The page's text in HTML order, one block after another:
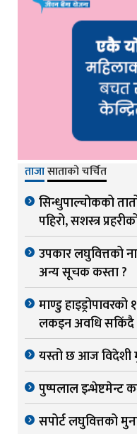
ताजासाताको चर्चित
सिन्धुपाल्चोकको
पहिरो, सशस्त्र
उपकार लघुवित्तको
अन्य सूचक कस्ता ?
माण्डु
लकइन अवधि सकिंदै
यस्तो छ आज विदेशी
पुष्पलाल इन्भेष्टमेन्ट
सपोर्ट लघुवित्तको